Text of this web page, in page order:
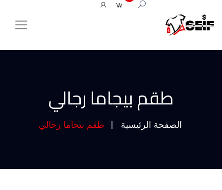
طقم بيجاما رجالي
الصفحة الرئيسية طقم بيجاما رجالي